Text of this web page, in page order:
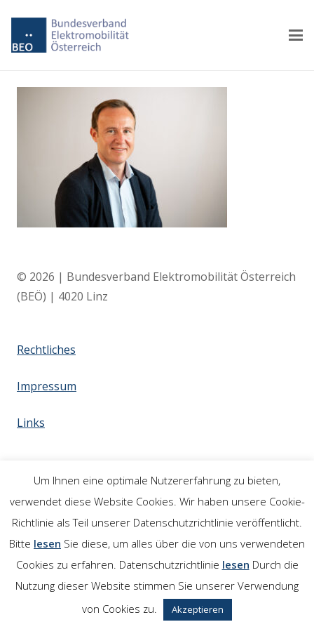
© 2026 | Bundesverband Elektromobilität Österreich
(BEÖ) | 4020 Linz
Rechtliches
Impressum
Links
Um Ihnen eine optimale Nutzererfahrung zu bieten,
verwendet diese Website Cookies. Wir haben unsere Cookie-
Richtlinie als Teil unserer Datenschutzrichtlinie veröffentlicht.
Bitte lesen Sie diese, um alles über die von uns verwendeten
Cookies zu erfahren. Datenschutzrichtlinie lesen Durch die
Nutzung dieser Website stimmen Sie unserer Verwendung
von Cookies zu.
Akzeptieren